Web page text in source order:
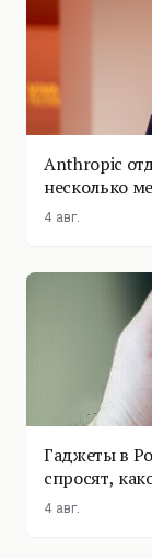
Anthropic
несколько
4 авг.
Гаджеты в
спросят,
4 авг.